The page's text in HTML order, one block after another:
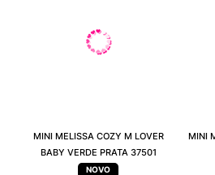
MINI MELISSA COZY M LOVER
BABY VERDE PRATA 37501
MINI